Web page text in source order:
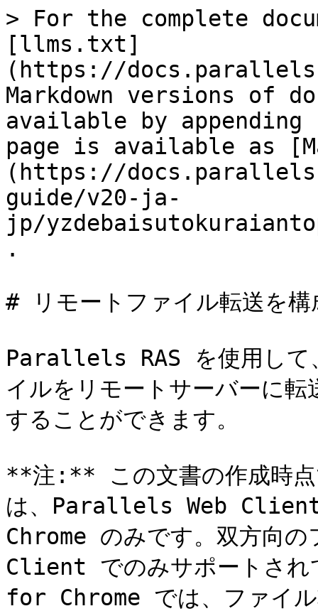
> For the complete
[llms.txt]
(https://
Markdown versions of
available by
page is available as
(https://
guide/v20-ja-
jp/
.
# リモートファイル転送を構
Parallels RAS を使用して
イルをリモートサーバーに
することができます。
**注:** この文書の作成時点
は、Parallels Web
Chrome のみです。双方向
Client でのみサポートさ
for Chrome では、ファイル